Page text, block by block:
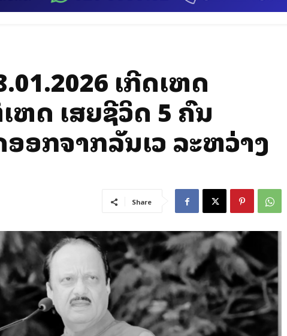
ເກີດເຫດ
ຫດ ເສຍຊີວິດ 5 ຄົນ
ອກຈາກລັນເວ ລະຫວ່າງ
Share